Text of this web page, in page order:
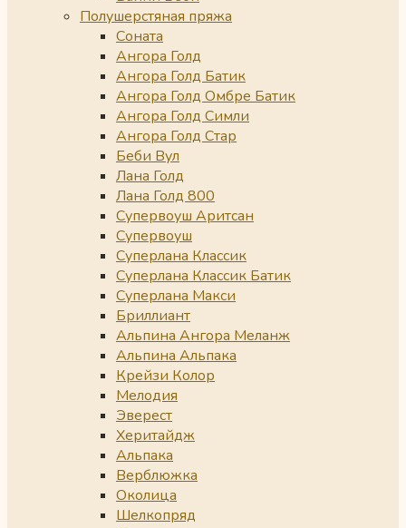
Полушерстяная пряжа
Соната
Ангора Голд
Ангора Голд Батик
Ангора Голд Омбре Батик
Ангора Голд Симли
Ангора Голд Стар
Беби Вул
Лана Голд
Лана Голд 800
Супервоуш Аритсан
Супервоуш
Суперлана Классик
Суперлана Классик Батик
Суперлана Макси
Бриллиант
Альпина Ангора Меланж
Альпина Альпака
Крейзи Колор
Мелодия
Эверест
Херитайдж
Альпака
Верблюжка
Околица
Шелкопряд